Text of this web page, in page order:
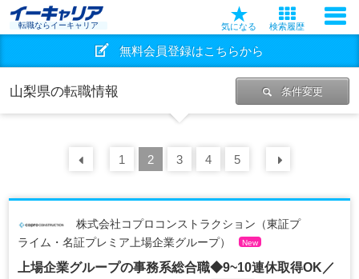
転職ならイーキャリア 気になる 検索履歴
無料会員登録はこちらから
山梨県の転職情報 条件変更
前の 30
1 2 3 4 5
株式会社コプロコンストラクション（東証プ
ライム・名証プレミア上場企業グループ）
New
上場企業グループの事務系総合職◆9~10連休取得OK／